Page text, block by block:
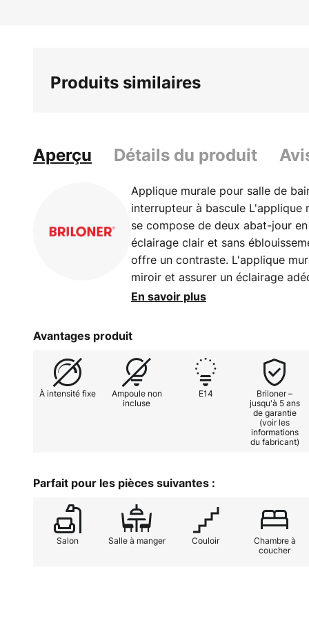
Produits similaires
Aperçu Détails du produit
Applique murale pour salle de
interrupteur à bascule L'applique
se compose de deux abat-jour
éclairage clair et sans
offre un contraste. L'applique
miroir et assurer un éclairage
L'applique murale pour salle de
En savoir plus
Avantages produit
À intensité fixe
Ampoule non
incluse
E14
Briloner –
jusqu'à 5 ans
de garantie
(voir les
informations
du fabricant)
Parfait pour les pièces suivantes :
Salon Salle à manger Couloir
Chambre à
coucher